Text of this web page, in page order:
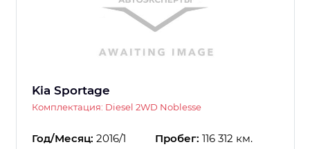
Kia Sportage
Комплектация: Diesel 2WD Noblesse
Год/Месяц: 2016/1 Пробег: 116 312 км.